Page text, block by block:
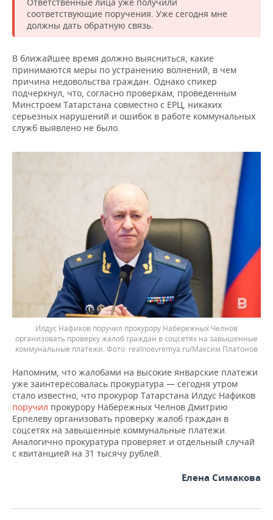
соответствующие поручения. Уже сегодня мне
должны дать обратную связь.
В ближайшее время должно выясниться, какие
принимаются меры по устранению волнений, в чем
причина недовольства граждан. Однако спикер
подчеркнул, что, согласно проверкам, проведенным
Минстроем Татарстана совместно с ЕРЦ, никаких
серьезных нарушений и ошибок в работе коммунальных
служб выявлено не было.
Илдус Нафиков поручил прокурору Набережных Челнов
организовать проверку жалоб граждан в соцсетях на завышенные
коммунальные платежи.
realnoevremya.ru/Максим Платонов
Напомним, что жалобами на высокие январские платежи
уже заинтересовалась прокуратура — сегодня утром
стало известно, что прокурор Татарстана Илдус Нафиков
поручил прокурору Набережных Челнов Дмитрию
Ерпелеву организовать проверку жалоб граждан в
соцсетях на завышенные коммунальные платежи.
Аналогично прокуратура проверяет и отдельный случай
с квитанцией на 31 тысячу рублей.
Елена Симакова